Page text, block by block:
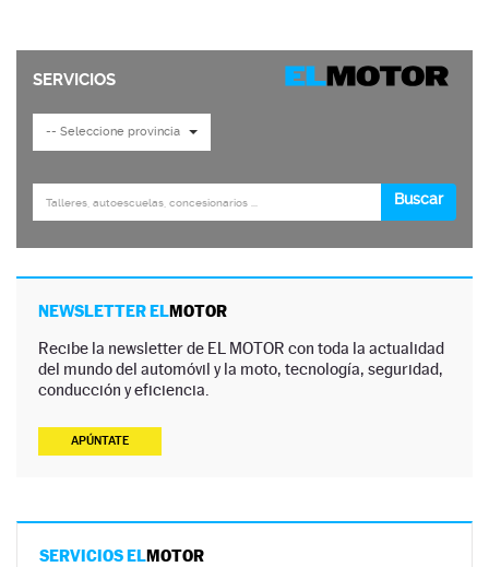
NEWSLETTER ELMOTOR
Recibe la newsletter de EL MOTOR con toda la actualidad
del mundo del automóvil y la moto, tecnología, seguridad,
conducción y eficiencia.
APÚNTATE
SERVICIOS ELMOTOR